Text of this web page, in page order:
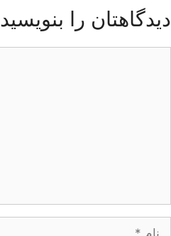
دیدگاهتان را بنویسید